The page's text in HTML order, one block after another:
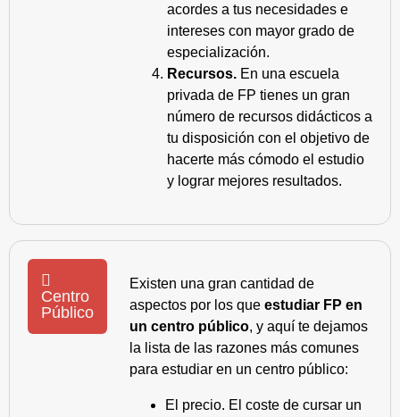
acordes a tus necesidades e
intereses con mayor grado de
especialización.
Recursos. En una escuela
privada de FP tienes un gran
número de recursos didácticos a
tu disposición con el objetivo de
hacerte más cómodo el estudio
y lograr mejores resultados.
Centro
Público
Existen una gran cantidad de
aspectos por los que estudiar FP en
un centro público, y aquí te dejamos
la lista de las razones más comunes
para estudiar en un centro público:
El precio. El coste de cursar un